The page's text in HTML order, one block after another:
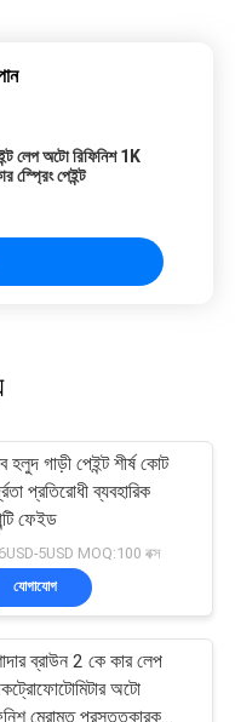
লেপ অটো রিফিনিশ 1K
স্প্রেিং পেইন্ট
হলুদ গাড়ী পেইন্ট শীর্ষ কোট
প্রতিরোধী ব্যবহারিক
ফেইড
5USD MOQ:100 বক্স
যোগাযোগ
ব্রাউন 2 কে কার লেপ
অটো
মেরামত প্রস্তুতকারক